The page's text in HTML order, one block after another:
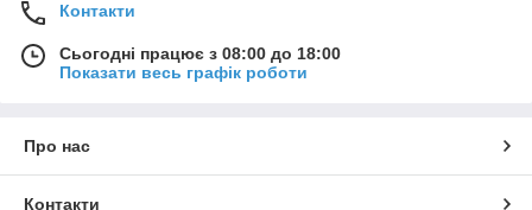
Контакти
Сьогодні працює з 08:00 до 18:00
Показати весь графік роботи
Про нас
Контакти